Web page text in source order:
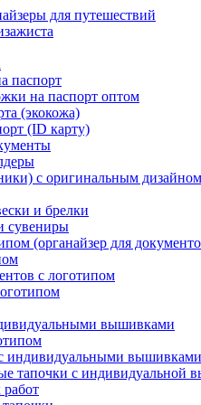
для путешествий
паспорт
на паспорт оптом
(экокожа)
(ID карту)
с оригинальным дизайном
и брелки
сувениры
(органайзер для
с логотипом
вышивками
индивидуальными вышивками
тапочки с индивидуальной